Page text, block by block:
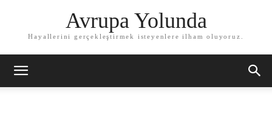
Avrupa Yolunda
Hayallerini gerçekleştirmek isteyenlere ilham oluyoruz.